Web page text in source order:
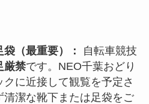
（最重要）：
自転車競技
厳禁です。NEO千葉おどり
に近接して観覧を予定さ
清潔な靴下または足袋をご